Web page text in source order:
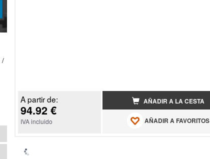
A partir de:
94.92 €
IVA incluido
AÑADIR A LA CESTA
AÑADIR A FAVORITOS